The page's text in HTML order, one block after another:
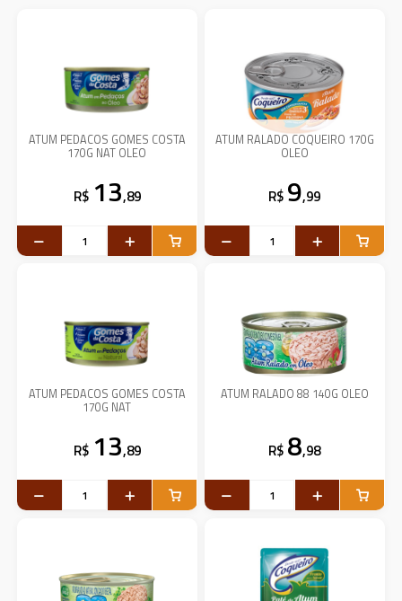
ATUM PEDACOS GOMES COSTA
170G NAT OLEO
R$ 13,89
ATUM RALADO COQUEIRO 170G
OLEO
R$ 9,99
ATUM PEDACOS GOMES COSTA
170G NAT
R$ 13,89
ATUM RALADO 88 140G OLEO
R$ 8,98